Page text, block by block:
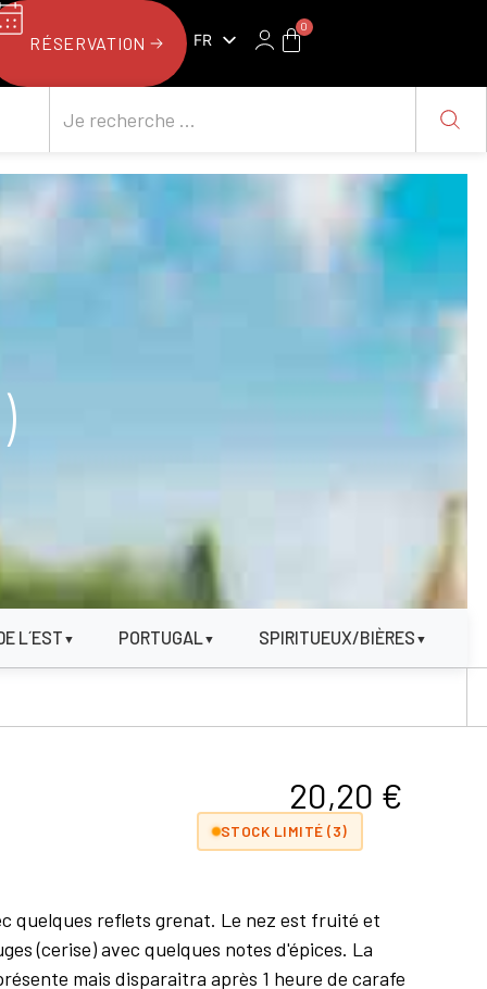
RÉSERVATION FR
NL
0
L´EST ▼ PORTUGAL▼ SPIRITUEUX/BIÈRES ▼
20,20 €
STOCK LIMITÉ (3)
quelques reflets grenat. Le nez est fruité et
(cerise) avec quelques notes d'épices. La
mais disparaitra après 1 heure de carafe